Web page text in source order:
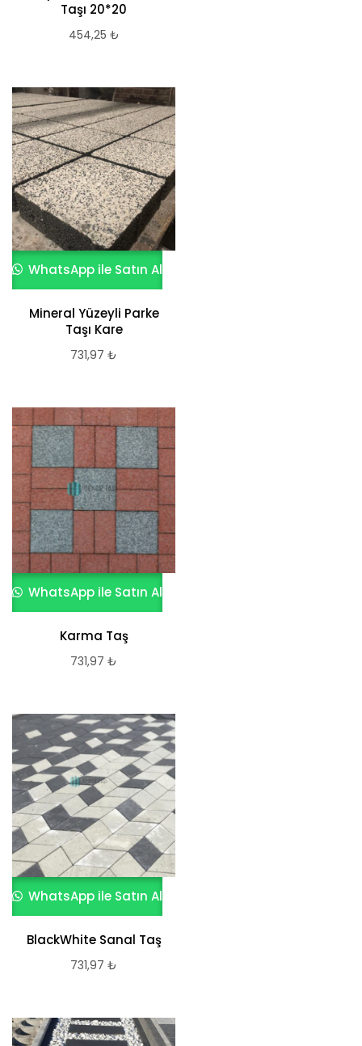
Taşı 20*20
454,25 ₺
WhatsApp ile Satın Al
Mineral Yüzeyli Parke
Taşı Kare
731,97 ₺
WhatsApp ile Satın Al
Karma Taş
731,97 ₺
WhatsApp ile Satın Al
BlackWhite Sanal Taş
731,97 ₺